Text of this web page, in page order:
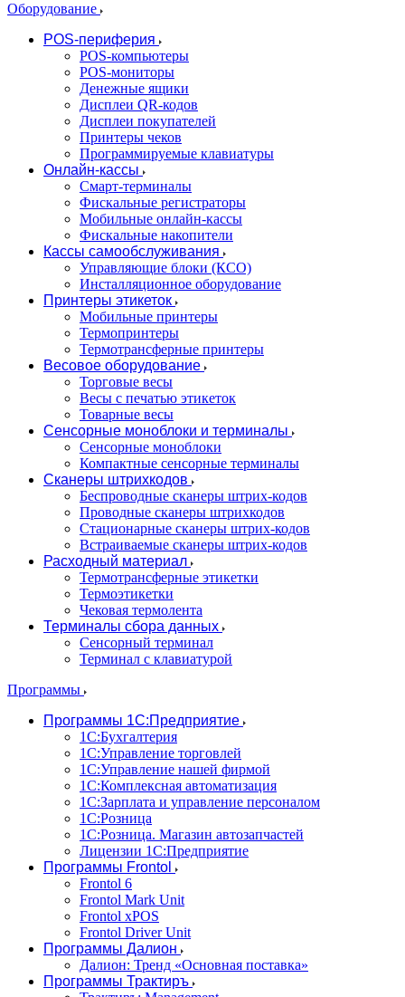
Оборудование
POS-периферия
POS-компьютеры
POS-мониторы
Денежные ящики
Дисплеи QR-кодов
Дисплеи покупателей
Принтеры чеков
Программируемые клавиатуры
Онлайн-кассы
Смарт-терминалы
Фискальные регистраторы
Мобильные онлайн-кассы
Фискальные накопители
Кассы самообслуживания
Управляющие блоки (КСО)
Инсталляционное оборудование
Принтеры этикеток
Мобильные принтеры
Термопринтеры
Термотрансферные принтеры
Весовое оборудование
Торговые весы
Весы с печатью этикеток
Товарные весы
Сенсорные моноблоки и терминалы
Сенсорные моноблоки
Компактные сенсорные терминалы
Сканеры штрихкодов
Беспроводные сканеры штрих-кодов
Проводные сканеры штрихкодов
Стационарные сканеры штрих-кодов
Встраиваемые сканеры штрих-кодов
Расходный материал
Термотрансферные этикетки
Термоэтикетки
Чековая термолента
Терминалы сбора данных
Сенсорный терминал
Терминал с клавиатурой
Программы
Программы 1С:Предприятие
1С:Бухгалтерия
1С:Управление торговлей
1С:Управление нашей фирмой
1С:Комплексная автоматизация
1С:Зарплата и управление персоналом
1С:Розница
1С:Розница. Магазин автозапчастей
Лицензии 1С:Предприятие
Программы Frontol
Frontol 6
Frontol Mark Unit
Frontol xPOS
Frontol Driver Unit
Программы Далион
Далион: Тренд «Основная поставка»
Программы Трактиръ